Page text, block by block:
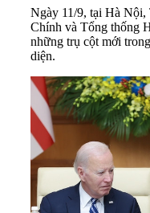
Ngày 11/9, tại Hà
Chính và Tổng thống
những trụ cột mới
diện.